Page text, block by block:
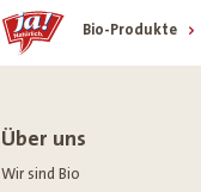
Home
Bio-Produkte
Über uns
Wir sind Bio